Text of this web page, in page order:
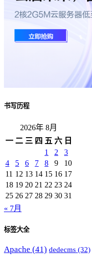
书写历程
2026年 8月
一 二 三 四 五 六 日
1
2
3
4
5 6 7 8 9
10
11 12 13 14 15 16 17
18 19 20 21 22 23 24
25 26 27 28 29 30 31
« 7月
标签大全
Apache (41) dedecms (32)